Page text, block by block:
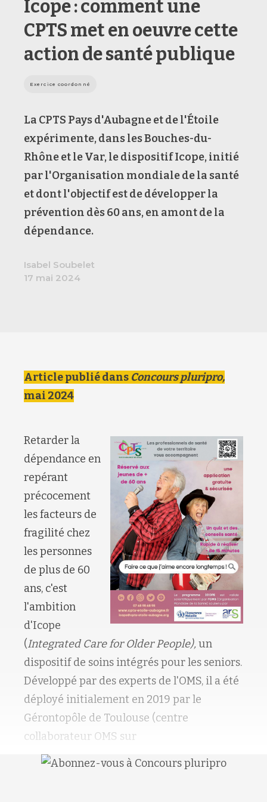
Icope : comment une
CPTS met en oeuvre cette
action de santé publique
Exercice coordonné
La CPTS Pays d'Aubagne et de l'Étoile
expérimente, dans les Bouches-du-
Rhône et le Var, le dispositif Icope, initié
par l'Organisation mondiale de la santé
et dont l'objectif est de développer la
prévention dès 60 ans, en amont de la
dépendance.
Isabel Soubelet
17 mai 2024
Article publié dans Concours pluripro,
mai 2024
Retarder la
dépendance en
repérant
précocement
les facteurs de
fragilité chez
les personnes
de plus de 60
ans, c'est
l'ambition
d'Icope
(Integrated Care for Older People),un
dispositif de soins intégrés pour les seniors.
Développé par des experts de l'OMS, il a été
déployé initialement en 2019 par le
Gérontopôle de Toulouse (centre
collaborateur OMS sur